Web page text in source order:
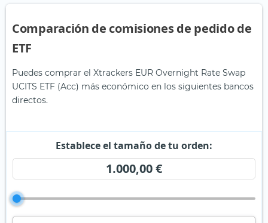
Comparación de comisiones de pedido de
ETF
Puedes comprar el Xtrackers EUR Overnight Rate Swap
UCITS ETF (Acc) más económico en los siguientes bancos
directos.
Establece el tamaño de tu orden:
1.000,00 €